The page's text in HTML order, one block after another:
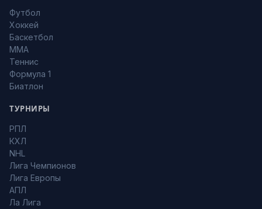
Футбол
Хоккей
Баскетбол
MMA
Теннис
Формула 1
Биатлон
ТУРНИРЫ
РПЛ
КХЛ
NHL
Лига Чемпионов
Лига Европы
АПЛ
Ла Лига